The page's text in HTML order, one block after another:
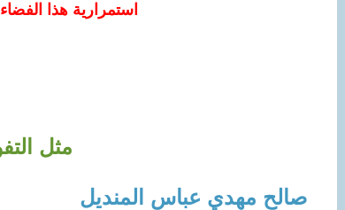
استمرارية هذا
مثل
صالح مهدي عباس المنديل